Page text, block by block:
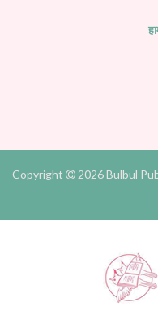
Copyright 2026 Bulbul